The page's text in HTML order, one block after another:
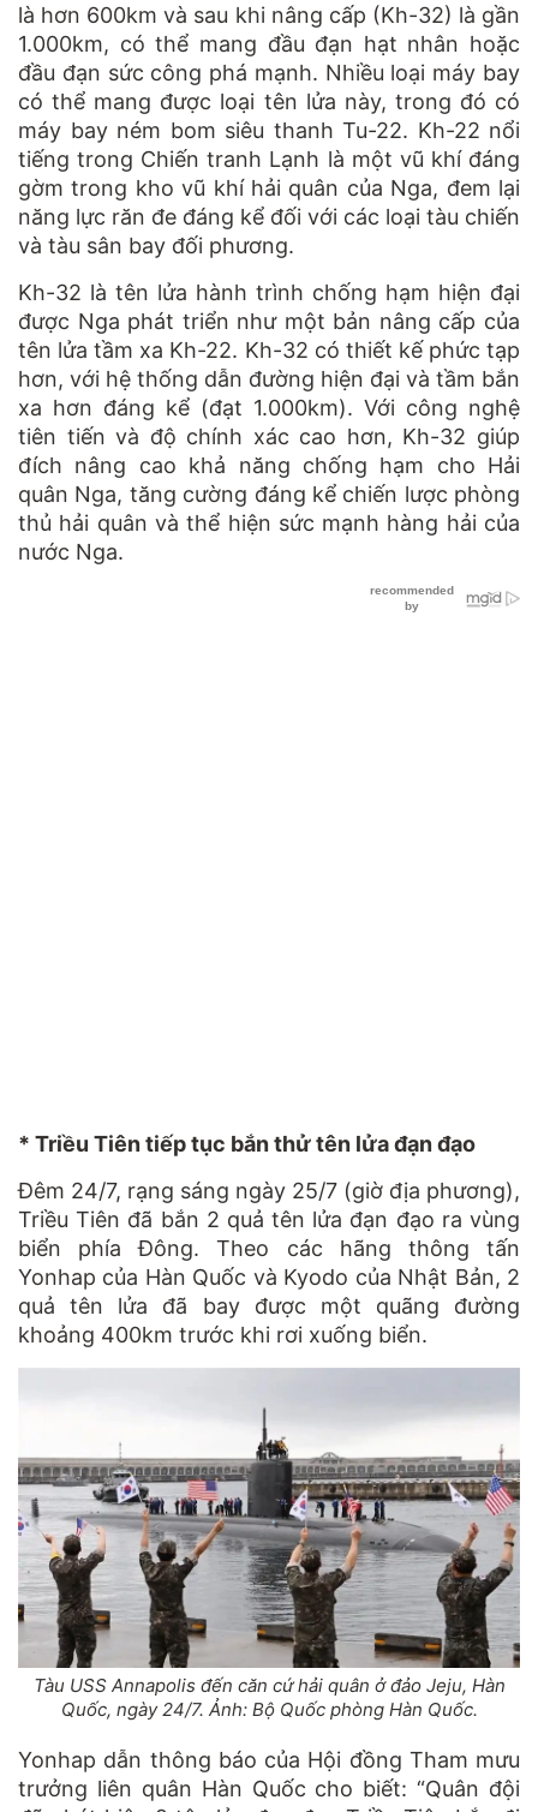
là hơn 600km và sau khi nâng cấp (Kh-32) là gần
1.000km, có thể mang đầu đạn hạt nhân hoặc
đầu đạn sức công phá mạnh. Nhiều loại máy bay
có thể mang được loại tên lửa này, trong đó có
máy bay ném bom siêu thanh Tu-22. Kh-22 nổi
tiếng trong Chiến tranh Lạnh là một vũ khí đáng
gờm trong kho vũ khí hải quân của Nga, đem lại
năng lực răn đe đáng kể đối với các loại tàu chiến
và tàu sân bay đối phương.
Kh-32 là tên lửa hành trình chống hạm hiện đại
được Nga phát triển như một bản nâng cấp của
tên lửa tầm xa Kh-22. Kh-32 có thiết kế phức tạp
hơn, với hệ thống dẫn đường hiện đại và tầm bắn
xa hơn đáng kể (đạt 1.000km). Với công nghệ
tiên tiến và độ chính xác cao hơn, Kh-32 giúp
đích nâng cao khả năng chống hạm cho Hải
quân Nga, tăng cường đáng kể chiến lược phòng
thủ hải quân và thể hiện sức mạnh hàng hải của
nước Nga.
* Triều Tiên tiếp tục bắn thử tên lửa đạn đạo
Đêm 24/7, rạng sáng ngày 25/7 (giờ địa phương),
Triều Tiên đã bắn 2 quả tên lửa đạn đạo ra vùng
biển phía Đông. Theo các hãng thông tấn
Yonhap của Hàn Quốc và Kyodo của Nhật Bản, 2
quả tên lửa đã bay được một quãng đường
khoảng 400km trước khi rơi xuống biển.
Tàu USS Annapolis đến căn cứ hải quân ở đảo Jeju, Hàn
Quốc, ngày 24/7. Ảnh: Bộ Quốc phòng Hàn Quốc.
Yonhap dẫn thông báo của Hội đồng Tham mưu
trưởng liên quân Hàn Quốc cho biết: “Quân đội